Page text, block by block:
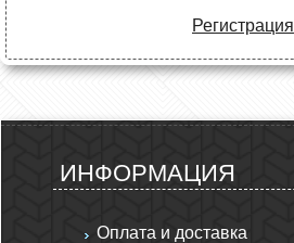
Регистрация
ИНФОРМАЦИЯ
Оплата и доставка